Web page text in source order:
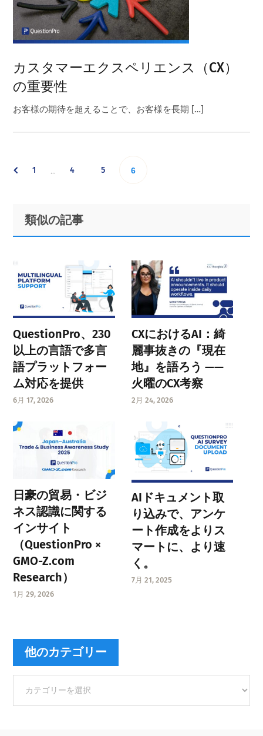
カスタマーエクスペリエンス（CX）
の重要性
お客様の期待を超えることで、お客様を長期 […]
Go
page
1
pages
… Go
page
4 Go
5 Go
6
Primary
Sidebar
Footer
類似の記事
QuestionPro、230
以上の言語で多言
語プラットフォー
ム対応を提供
6月 17, 2026
CXにおけるAI：綺
麗事抜きの『現在
地』を語ろう ——
火曜のCX考察
2月 24, 2026
日豪の貿易・ビジ
ネス認識に関する
インサイト
（QuestionPro ×
GMO-Z.com
Research）
1月 29, 2026
AIドキュメント取
り込みで、アンケ
ート作成をよりス
マートに、より速
く。
7月 21, 2025
他のカテゴリー
カ